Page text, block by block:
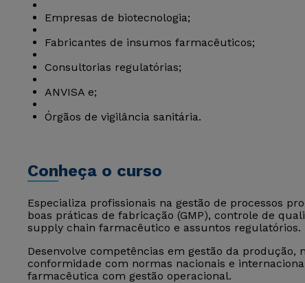
Empresas de biotecnologia;
Fabricantes de insumos farmacêuticos;
Consultorias regulatórias;
ANVISA e;
Órgãos de vigilância sanitária.
Conheça o curso
Especializa profissionais na gestão de processos
boas práticas de fabricação (GMP), controle de
supply chain farmacêutico e assuntos regulatórios.
Desenvolve competências em gestão da
conformidade com normas nacionais e
farmacêutica com gestão operacional.